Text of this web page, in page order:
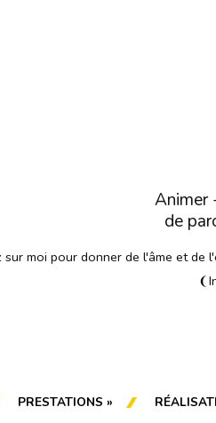
Animer
de
sur moi pour donner de l'âme et de
PRESTATIONS »